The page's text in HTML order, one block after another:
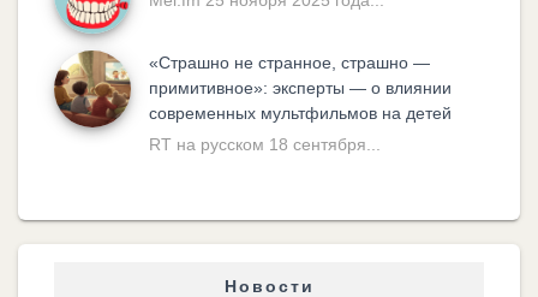
«Cтрашно не странное, страшно —
примитивное»: эксперты — о влиянии
современных мультфильмов на детей
RT на русском 18 сентября...
Новости